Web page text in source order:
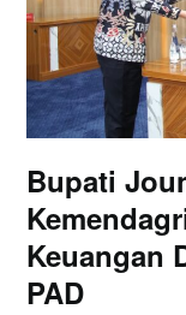
Bupati
Keuangan
PAD